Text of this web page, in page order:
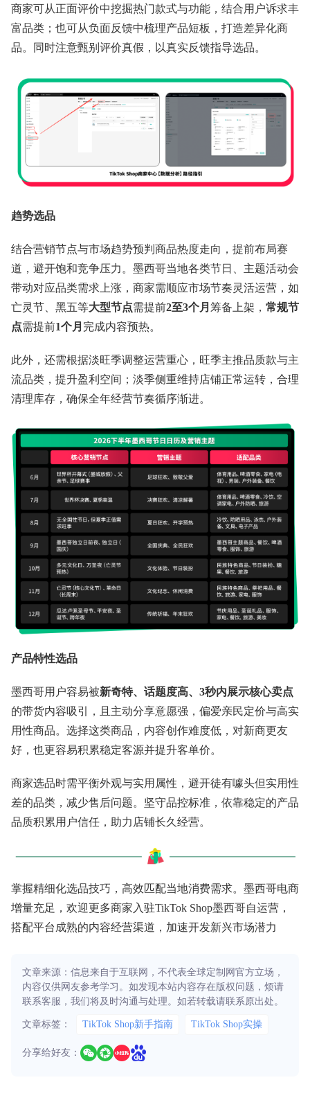
商家可从正面评价中挖掘热门款式与功能，结合用户诉求丰
富品类；也可从负面反馈中梳理产品短板，打造差异化商
品。同时注意甄别评价真假，以真实反馈指导选品。
趋势选品
结合营销节点与市场趋势预判商品热度走向，提前布局赛
道，避开饱和竞争压力。墨西哥当地各类节日、主题活动会
带动对应品类需求上涨，商家需顺应市场节奏灵活运营，如
亡灵节、黑五等大型节点需提前2至3个月 筹备上架， 常规节
点需提前1个月 完成内容预热。
此外，还需根据淡旺季调整运营重心，旺季主推品质款与主
流品类，提升盈利空间；淡季侧重维持店铺正常运转，合理
清理库存，确保全年经营节奏循序渐进。
产品特性选品
墨西哥用户容易被新奇特、话题度高、3秒内展示核心卖点
的带货内容吸引，且主动分享意愿强，偏爱亲民定价与高实
用性商品。选择这类商品，内容创作难度低，对新商更友
好，也更容易积累稳定客源并提升客单价。
商家选品时需平衡外观与实用属性，避开徒有噱头但实用性
差的品类，减少售后问题。坚守品控标准，依靠稳定的产品
品质积累用户信任，助力店铺长久经营。
掌握精细化选品技巧，高效匹配当地消费需求。墨西哥电商
增量充足，欢迎更多商家入驻TikTok Shop墨西哥自运营，
搭配平台成熟的内容经营渠道，加速开发新兴市场潜力
文章来源：信息来自于互联网，不代表全球定制网官方立场，
内容仅供网友参考学习。如发现本站内容存在版权问题，烦请
联系客服，我们将及时沟通与处理。如若转载请联系原出处。
文章标签： TikTok Shop新手指南 TikTok Shop实操
分享给好友：